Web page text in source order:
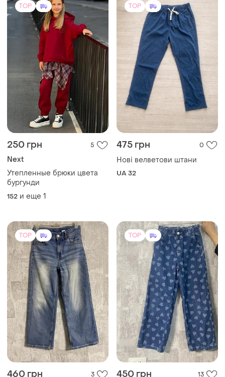
TOP
250 грн 5
Next
Утепленные брюки цвета
бургунди
152 и еще 1
TOP
475 грн 0
Нові велветови штани
UA 32
TOP
460 грн 3
TOP
450 грн 13